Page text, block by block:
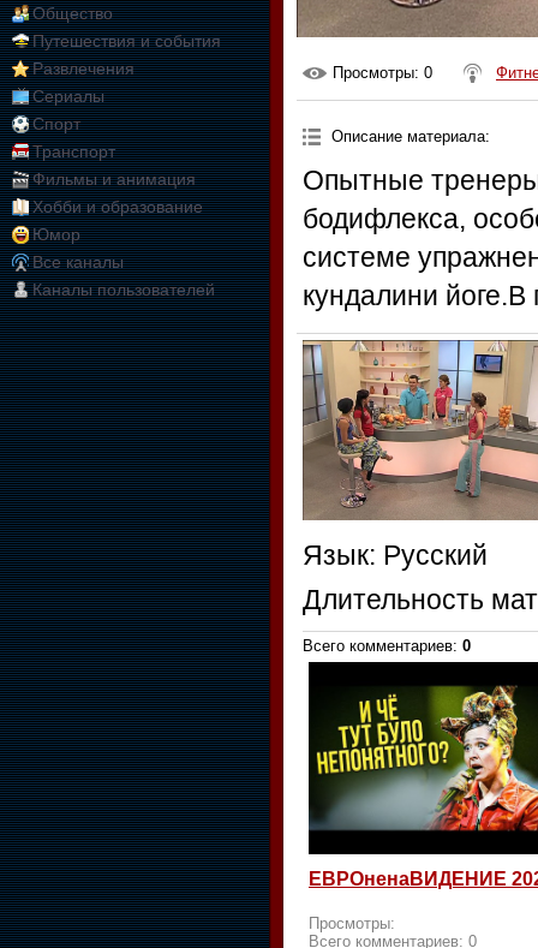
Общество
Путешествия и события
Развлечения
Сериалы
Спорт
Транспорт
Фильмы и анимация
Хобби и образование
Юмор
Все каналы
Каналы пользователей
Просмотры: 0
Описание материала:
Опытные
бодифлекса,
системе
кундалини
Язык: Русский
Длительность
Всего комментариев: 0
ЕВРОненаВИДЕНИЕ
Просмотры:
Всего комментариев: 0